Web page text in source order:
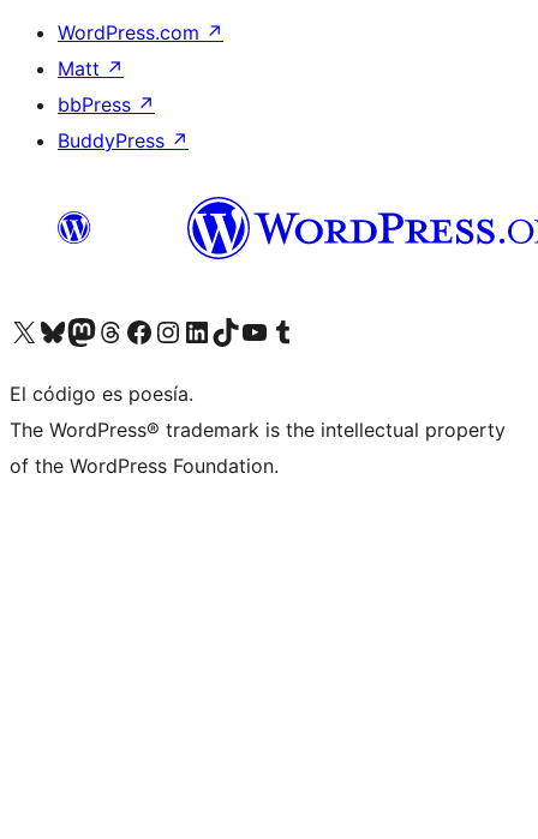
WordPress.com ↗
Matt ↗
bbPress ↗
BuddyPress ↗
Visita nuestra cuenta de X (anteriormente Twitter)
Visita nuestra cuenta de Bluesky
Visita nuestra cuenta de Mastodon
Visita nuestra cuenta de Threads
Visita nuestra página de Facebook
Visita nuestra cuenta de Instagram
Visita nuestra cuenta de LinkedIn
Visita nuestra cuenta de TikTok
Visita nuestro canal de YouTube
Visita nuestra cuenta de Tumblr
El código es poesía.
The WordPress® trademark is the intellectual property
of the WordPress Foundation.